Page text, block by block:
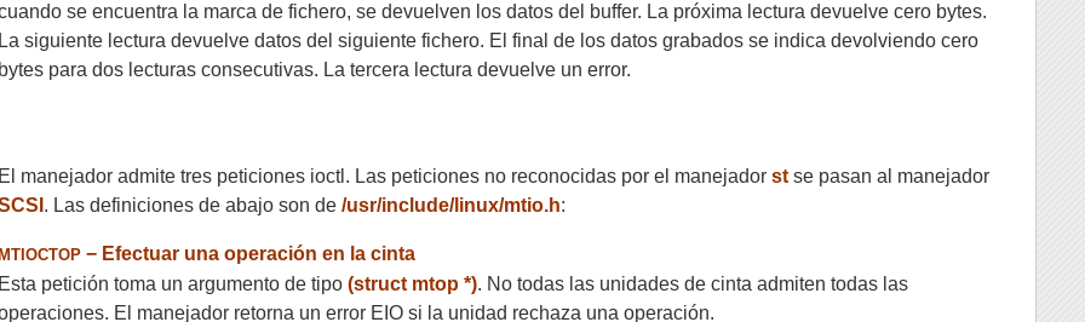
se encuentra la marca de fichero, se devuelven los datos del buffer. La próxima lectura devuelve cero bytes.
La siguiente lectura devuelve datos del siguiente fichero. El final de los datos grabados se indica devolviendo cero
bytes para dos lecturas consecutivas. La tercera lectura devuelve un error.
El manejador admite tres peticiones ioctl. Las peticiones no reconocidas por el manejadorst se pasan al manejador
. Las definiciones de abajo son de/usr/include/linux/mtio.h:
MTIOCTOP − Efectuar una operación en la cinta
Esta petición toma un argumento de tipo(struct mtop *). No todas las unidades de cinta admiten todas las
El manejador retorna un error EIO si la unidad rechaza una operación.